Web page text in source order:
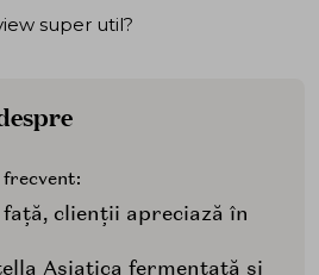
super util?
clienții apreciază în
Asiatica fermentată și